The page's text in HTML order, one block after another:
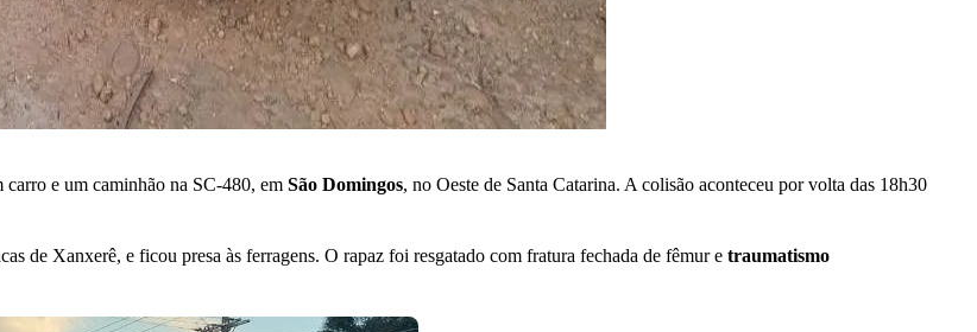
e um caminhão na SC-480, em São Domingos, no Oeste de Santa Catarina. A colisão aconteceu por volta das 18h30
de Xanxerê, e ficou presa às ferragens. O rapaz foi resgatado com fratura fechada de fêmur e traumatismo